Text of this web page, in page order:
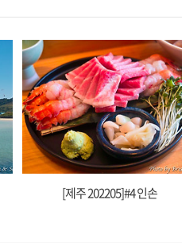
[제주 202205]#4 인손